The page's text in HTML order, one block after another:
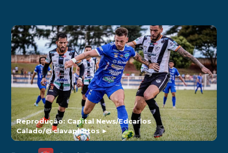
Reprodução: Capital News/Edcarlos
Calado/@clavaphotos►